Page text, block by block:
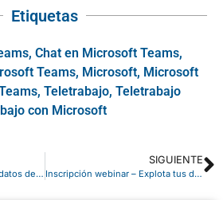
Etiquetas
, Chat en Microsoft Teams,
Teams, Microsoft, Microsoft
, Teletrabajo, Teletrabajo
con Microsoft
Cómo exportar la base de datos de Business Central Cloud y restaurarla en SQL Server
SIGUIENTE
Inscripción webinar – Explota tus datos de NAV/BC en Microsoft Power BI – 7 de mayo a las 13:00h